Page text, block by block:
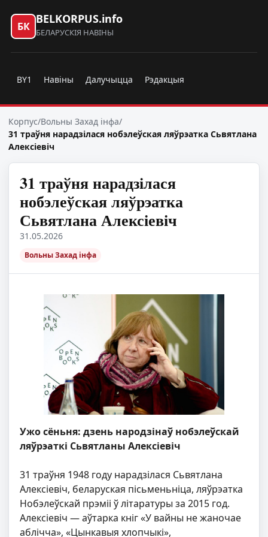
БК
BELKORPUS.info
БЕЛАРУСКІЯ НАВІНЫ
BY1 Навіны Далучыцца Рэдакцыя
Корпус/Вольны Захад інфа/
31 траўня нарадзілася нобэлеўская ляўрэатка Сьвятлана
Алексіевіч
31 траўня нарадзілася
нобэлеўская ляўрэатка
Сьвятлана Алексіевіч
31.05.2026
Вольны Захад інфа
Ужо сёньня: дзень народзінаў нобэлеўскай
ляўрэаткі Сьвятланы Алексіевіч
31 траўня 1948 году нарадзілася Сьвятлана
Алексіевіч, беларуская пісьменьніца, ляўрэатка
Нобэлеўскай прэміі ў літаратуры за 2015 год.
Алексіевіч — аўтарка кніг «У вайны не жаночае
аблічча», «Цынкавыя хлопчыкі»,